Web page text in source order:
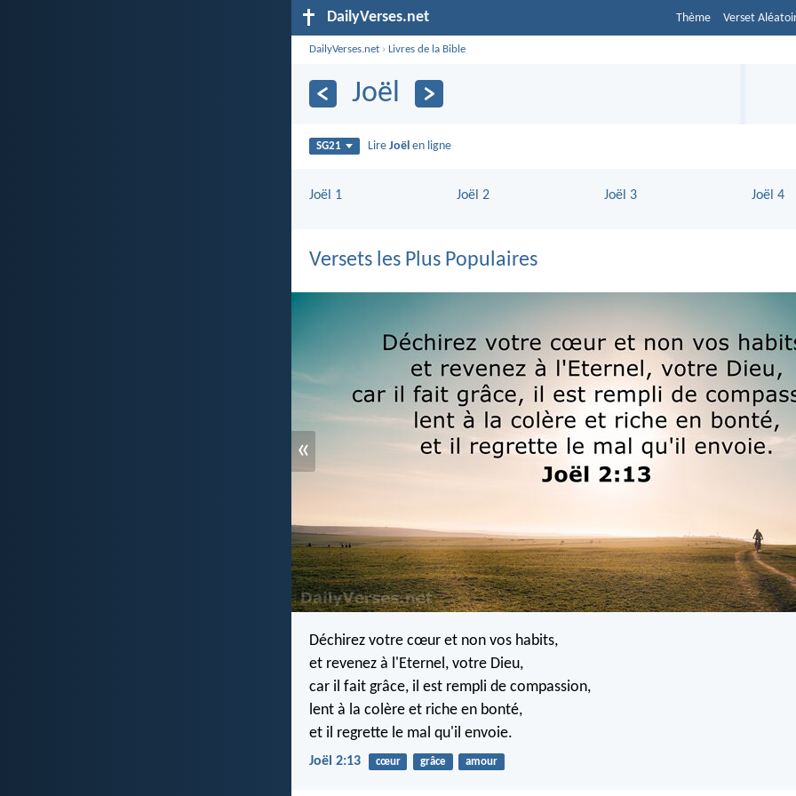
DailyVerses.net Thème Verset
DailyVerses.net ›Livres de la Bible
Joël
SG21 LireJoël en ligne
Joël 1 Joël 2 Joël 3 Joël 4
Versets les Plus Populaires
«
Déchirez votre cœur et non vos habits,
et revenez à l'Eternel, votre Dieu,
car il fait grâce, il est rempli de compassion,
lent à la colère et riche en bonté,
et il regrette le mal qu'il envoie.
Joël 2:13 cœur grâce amour